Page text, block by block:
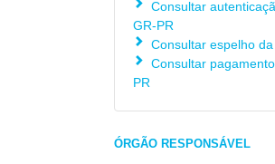
Consultar
GR-PR
Consultar espelho da
Consultar
PR
ÓRGÃO RESPONSÁVEL